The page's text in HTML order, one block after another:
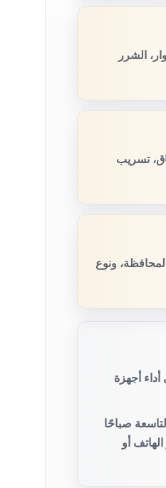
الشرر
تسريب
ونوع
أجهزة
صباحًا
أو